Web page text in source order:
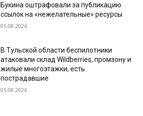
Букина оштрафовали за публикацию
ссылок на «нежелательные» ресурсы
05.08.2026
В Тульской области беспилотники
атаковали склад Wildberries, промзону и
жилые многоэтажки, есть
пострадавшие
05.08.2026